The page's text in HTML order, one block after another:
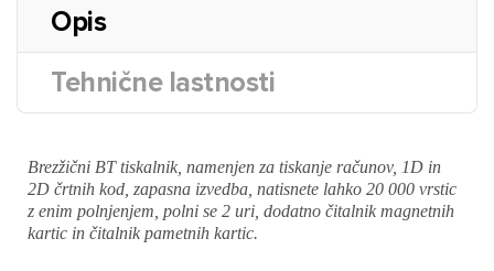
Opis
Tehnične lastnosti
Brezžični BT tiskalnik, namenjen za tiskanje računov, 1D in
2D črtnih kod, zapasna izvedba, natisnete lahko 20 000 vrstic
z enim polnjenjem, polni se 2 uri, dodatno čitalnik magnetnih
kartic in čitalnik pametnih kartic.